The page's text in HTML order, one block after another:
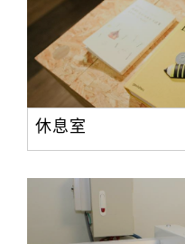
休息室